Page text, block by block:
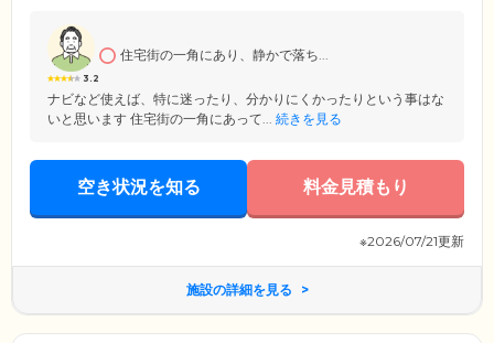
3.2
住宅街の一角にあり、静かで落ち...
ナビなど使えば、特に迷ったり、分かりにくかったりという事はな
いと思います 住宅街の一角にあって... 続きを見る
空き状況を知る 料金見積もり
※2026/07/21更新
施設の詳細を見る